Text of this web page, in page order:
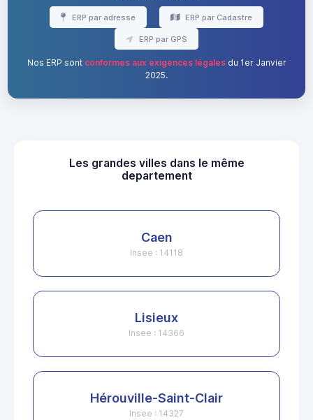
ERP par adresse ERP par Cadastre
ERP par GPS
Nos ERP sont conformes aux exigences légalesdu 1er Janvier
2025.
Les grandes villes dans le même
departement
Caen
Insee : 14118
Lisieux
Insee : 14366
Hérouville-Saint-Clair
Insee : 14327